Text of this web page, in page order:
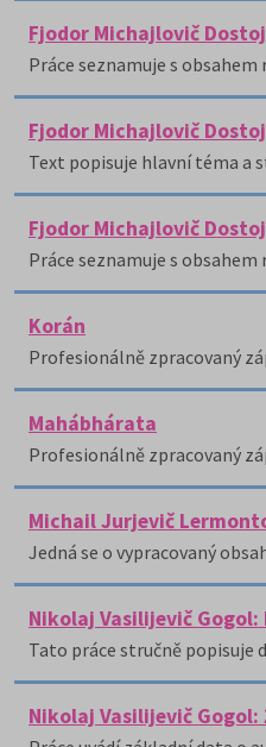
Fjodor Michajlovič
Práce seznamuje s
Fjodor Michajlovič
Text popisuje hlavní téma a
Fjodor Michajlovič
Práce seznamuje s
Korán
Profesionálně zpracovaný
Mahábhárata
Profesionálně zpracovaný
Michail Jurjevič
Jedná se o vypracovaný
Nikolaj Vasilijevič Gogol:
Tato práce stručně popisuje
Nikolaj Vasilijevič